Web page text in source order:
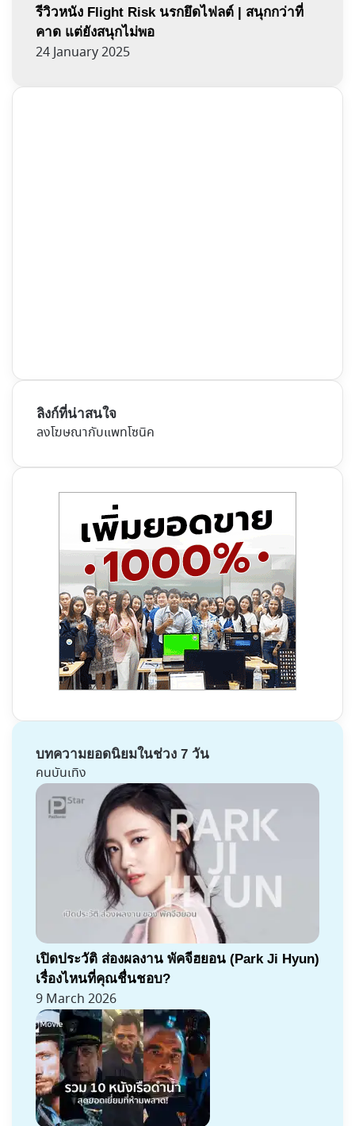
รีวิวหนัง Flight Risk นรกยึดไฟลต์ | สนุกกว่าที่
คาด แต่ยังสนุกไม่พอ
24 January 2025
ลิงก์ที่น่าสนใจ
ลงโฆษณากับแพทโซนิค
บทความยอดนิยมในช่วง 7 วัน
คนบันเทิง
เปิดประวัติ ส่องผลงาน พัคจีฮยอน (Park Ji Hyun)
เรื่องไหนที่คุณชื่นชอบ?
9 March 2026